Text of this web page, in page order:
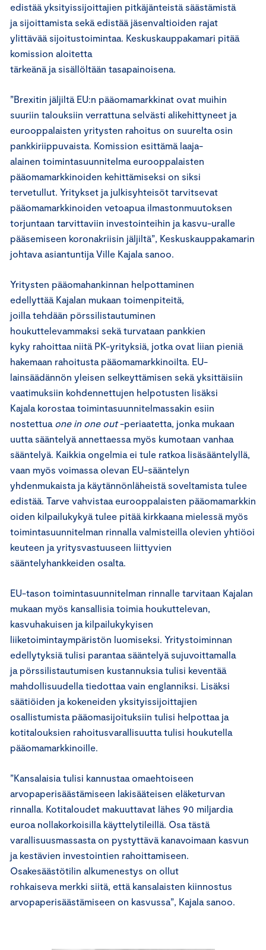
edistää yksityissijoittajien pitkäjänteistä säästämistä
ja sijoittamista sekä edistää jäsenvaltioiden rajat
ylittävää sijoitustoimintaa. Keskuskauppakamari pitää
komission aloitetta
tärkeänä ja sisällöltään tasapainoisena.
”Brexitin jäljiltä EU:n pääomamarkkinat ovat muihin
suuriin talouksiin verrattuna selvästi alikehittyneet ja
eurooppalaisten yritysten rahoitus on suurelta osin
pankkiriippuvaista. Komission esittämä laaja-
alainen toimintasuunnitelma eurooppalaisten
pääomamarkkinoiden kehittämiseksi on siksi
tervetullut. Yritykset ja julkisyhteisöt tarvitsevat
pääomamarkkinoiden vetoapua ilmastonmuutoksen
torjuntaan tarvittaviin investointeihin ja kasvu-uralle
pääsemiseen koronakriisin jäljiltä”, Keskuskauppakamarin
johtava asiantuntija Ville Kajala sanoo.
Yritysten pääomahankinnan helpottaminen
edellyttää Kajalan mukaan toimenpiteitä,
joilla tehdään pörssilistautuminen
houkuttelevammaksi sekä turvataan pankkien
kyky rahoittaa niitä PK-yrityksiä, jotka ovat liian pieniä
hakemaan rahoitusta pääomamarkkinoilta. EU-
lainsäädännön yleisen selkeyttämisen sekä yksittäisiin
vaatimuksiin kohdennettujen helpotusten lisäksi
Kajala korostaa toimintasuunnitelmassakin esiin
nostettua onein oneout-periaatetta, jonka mukaan
uutta sääntelyä annettaessa myös kumotaan vanhaa
sääntelyä. Kaikkia ongelmia ei tule ratkoa lisäsääntelyllä,
vaan myös voimassa olevan EU-sääntelyn
yhdenmukaista ja käytännönläheistä soveltamista tulee
edistää. Tarve vahvistaa eurooppalaisten pääomamarkkin
oiden kilpailukykyä tulee pitää kirkkaana mielessä myös
toimintasuunnitelman rinnalla valmisteilla olevien yhtiöoi
keuteen ja yritysvastuuseen liittyvien
sääntelyhankkeiden osalta.
EU-tason toimintasuunnitelman rinnalle tarvitaan Kajalan
mukaan myös kansallisia toimia houkuttelevan,
kasvuhakuisen ja kilpailukykyisen
liiketoimintaympäristön luomiseksi. Yritystoiminnan
edellytyksiä tulisi parantaa sääntelyä sujuvoittamalla
ja pörssilistautumisen kustannuksia tulisi keventää
mahdollisuudella tiedottaa vain englanniksi. Lisäksi
säätiöiden ja kokeneiden yksityissijoittajien
osallistumista pääomasijoituksiin tulisi helpottaa ja
kotitalouksien rahoitusvarallisuutta tulisi houkutella
pääomamarkkinoille.
”Kansalaisia tulisi kannustaa omaehtoiseen
arvopaperisäästämiseen lakisääteisen eläketurvan
rinnalla. Kotitaloudet makuuttavat lähes 90 miljardia
euroa nollakorkoisilla käyttelytileillä. Osa tästä
varallisuusmassasta on pystyttävä kanavoimaan kasvun
ja kestävien investointien rahoittamiseen.
Osakesäästötilin alkumenestys on ollut
rohkaiseva merkki siitä, että kansalaisten kiinnostus
arvopaperisäästämiseen on kasvussa”, Kajala sanoo.